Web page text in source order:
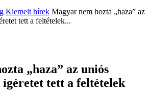
Kiemelt hírek Magyar nem hozta „haza” az
tett a feltételek...
„haza” az uniós
ígéretet tett a feltételek